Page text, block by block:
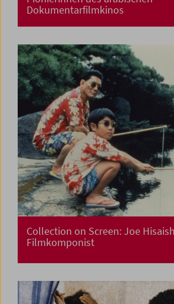
Dokumentarfilmkinos
Collection on Screen: Joe
Filmkomponist